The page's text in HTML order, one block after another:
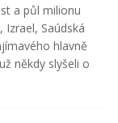
a půl milionu
Saúdská
hlavně
někdy slyšeli o